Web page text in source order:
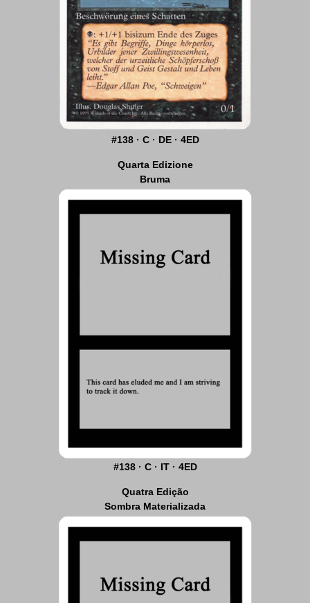
#138 · C · DE · 4ED
Quarta Edizione
Bruma
#138 · C · IT · 4ED
Quatra Edição
Sombra Materializada